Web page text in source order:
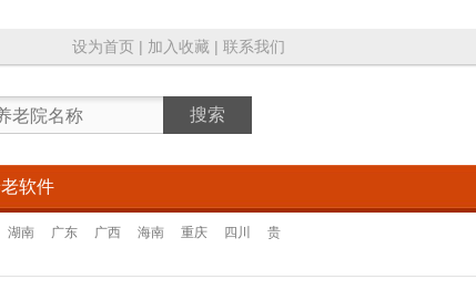
设为首页 | 加入收藏 | 联系我们
软件
湖南 广东 广西 海南 重庆 四川
贵